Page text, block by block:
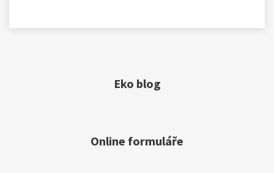
Eko blog
Online formuláře